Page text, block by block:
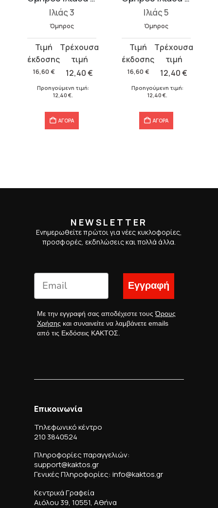
Ιλιάς 3
Όμηρος
16,60 €
Original
price
was:
12,40€
τρέχουσα
τιμή
12,40 €.
Προηγούμενη τιμή:
12,40 €
ΑΓΟΡΑ
Ιλιάς 5
Όμηρος
16,60 €
Original
price
was:
12,40€
τρέχουσα
τιμή
12,40 €.
Προηγούμενη τιμή:
12,40 €
ΑΓΟΡΑ
NEWSLETTER
Ενημερωθείτε πρώτοι για νέες κυκλοφορίες,
προσφορές, εκδηλώσεις και πολλά άλλα.
Εγγραφή
Με την εγγραφή σας αποδέχεστε τουςΌρους
Χρήσης και συναινείτε να λαμβάνετε emails
από τις Εκδόσεις ΚΑΚΤΟΣ.
Επικοινωνία
Τηλεφωνικό κέντρο
210 3840524
Πληροφορίες παραγγελιών:
support@kaktos.gr
Γενικές Πληροφορίες: info@kaktos.gr
Κεντρικά Γραφεία
Αιόλου 39, 10551, Αθήνα